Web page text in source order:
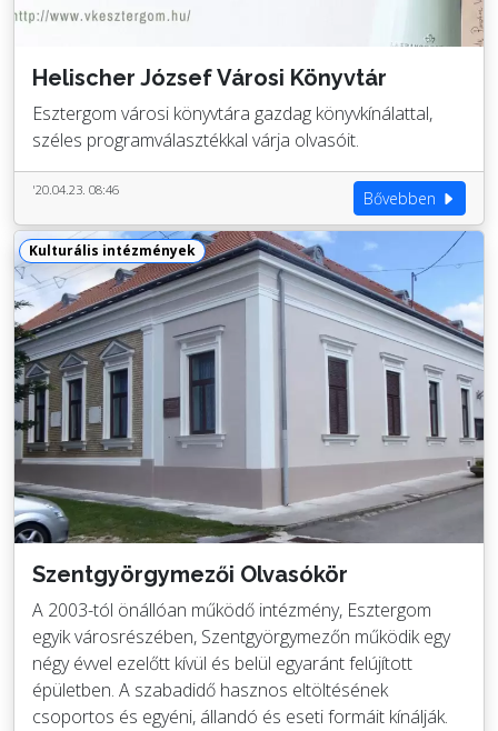
Helischer József Városi Könyvtár
Esztergom városi könyvtára gazdag könyvkínálattal,
széles programválasztékkal várja olvasóit.
'20.04.23. 08:46 Bővebben
Kulturális intézmények
Szentgyörgymezői Olvasókör
A 2003-tól önállóan működő intézmény, Esztergom
egyik városrészében, Szentgyörgymezőn működik egy
négy évvel ezelőtt kívül és belül egyaránt felújított
épületben. A szabadidő hasznos eltöltésének
csoportos és egyéni, állandó és eseti formáit kínálják.